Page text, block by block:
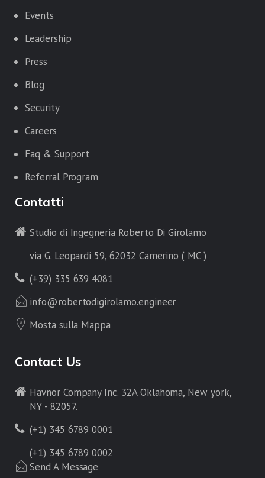
Events
Leadership
Press
Blog
Security
Careers
Faq & Support
Referral Program
Contatti
Studio di Ingegneria Roberto Di Girolamo
via G. Leopardi 59, 62032 Camerino ( MC )
(+39) 335 639 4081
info@robertodigirolamo.engineer
Mosta sulla Mappa
Contact Us
Havnor Company Inc. 32A Oklahoma, New york,
NY - 82057.
(+1) 345 6789 0001
(+1) 345 6789 0002
Send A Message